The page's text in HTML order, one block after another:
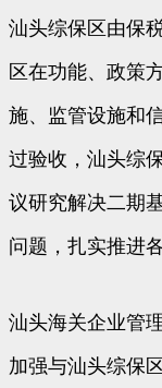
汕头综保区由保
区在功能、政策
施、监管设施和
过验收，汕头综
议研究解决二期
问题，扎实推进
汕头海关企业管
加强与汕头综保